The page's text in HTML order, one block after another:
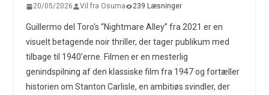
20/05/2026 Vil fra Osuma 239 Læsninger
Guillermo del Toro’s “Nightmare Alley” fra 2021 er en
visuelt betagende noir thriller, der tager publikum med
tilbage til 1940’erne. Filmen er en mesterlig
genindspilning af den klassiske film fra 1947 og fortæller
historien om Stanton Carlisle, en ambitiøs svindler, der